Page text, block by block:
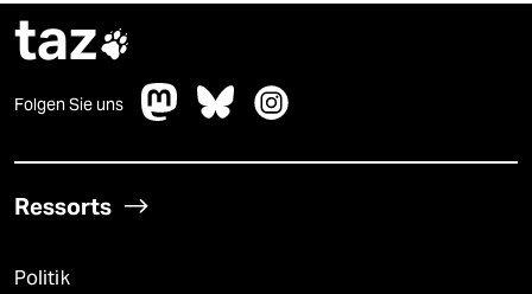
taz
Folgen Sie uns
Ressorts
Politik